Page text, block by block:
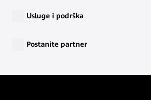
Usluge i podrška
Postanite partner